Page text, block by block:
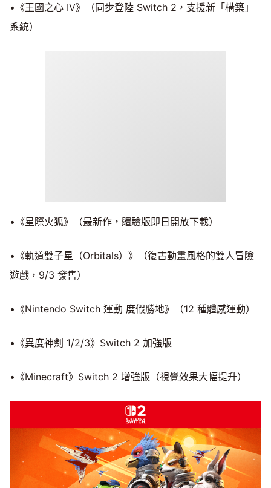
•《王國之心 IV》（同步登陸 Switch 2，支援新「構築」
系統）
•《星際火狐》（最新作，體驗版即日開放下載）
•《軌道雙子星（Orbitals）》（復古動畫風格的雙人冒險
遊戲，9/3 發售）
•《Nintendo Switch 運動 度假勝地》（12 種體感運動）
•《異度神劍 1/2/3》Switch 2 加強版
•《Minecraft》Switch 2 增強版（視覺效果大幅提升）